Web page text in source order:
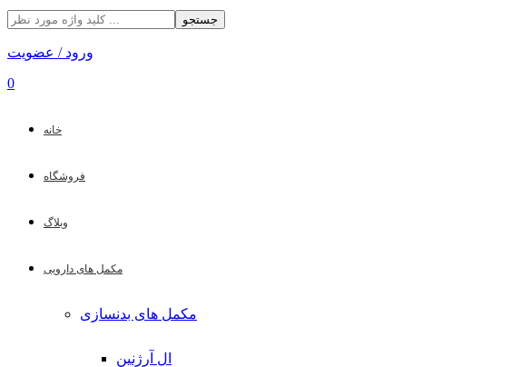
جستجو
ورود / عضویت
0
خانه
فروشگاه
وبلاگ
مکمل های دارویی
مکمل های بدنسازی
ال آرژنین